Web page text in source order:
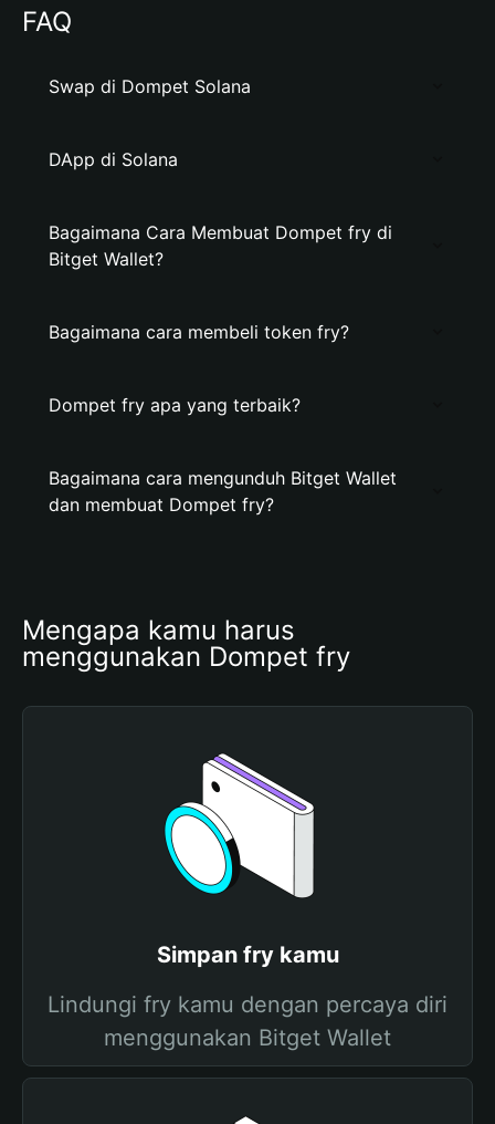
FAQ
Swap di Dompet Solana
DApp di Solana
Bagaimana Cara Membuat Dompet fry di
Bitget Wallet?
Bagaimana cara membeli token fry?
Dompet fry apa yang terbaik?
Bagaimana cara mengunduh Bitget Wallet
dan membuat Dompet fry?
Mengapa kamu harus
menggunakan Dompet fry
Simpan fry kamu
Lindungi fry kamu dengan percaya diri
menggunakan Bitget Wallet